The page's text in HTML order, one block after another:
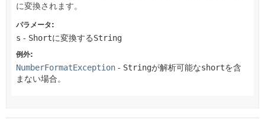
に変換されます。
パラメータ:
s - Shortに変換するString
例外:
NumberFormatException - Stringが解析可能なshortを含
まない場合。